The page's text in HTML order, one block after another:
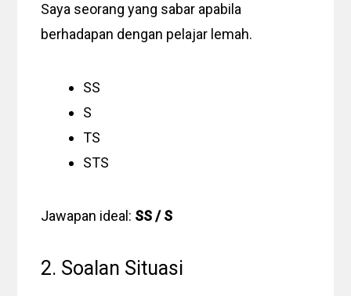
Saya seorang yang sabar apabila
berhadapan dengan pelajar lemah.
SS
S
TS
STS
Jawapan ideal: SS / S
2. Soalan Situasi